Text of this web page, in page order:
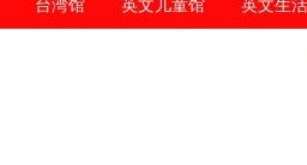
台湾馆 英文儿童馆 英文生